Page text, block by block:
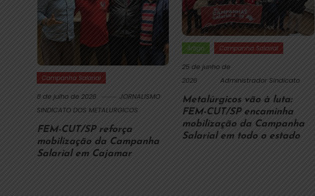
Campanha Salarial
8 de julho de 2026
JORNALISMO
SINDICATO DOS METALURGICOS
FEM-CUT/SP reforça
mobilização da Campanha
Salarial em Cajamar
Artigo Campanha Salarial
25 de junho de
2026
Administrador Sindicato
Metalúrgicos vão à luta:
FEM-CUT/SP encaminha
mobilização da Campanha
Salarial em todo o estado